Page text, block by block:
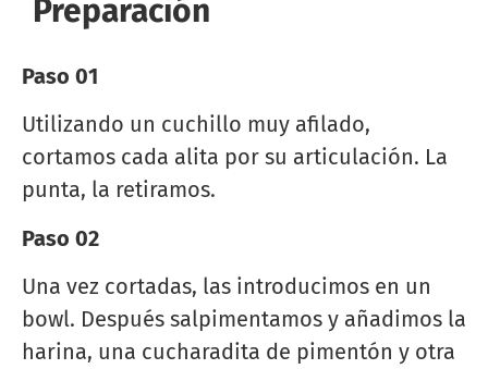
Preparación
Paso 01
Utilizando un cuchillo muy afilado,
cortamos cada alita por su articulación. La
punta, la retiramos.
Paso 02
Una vez cortadas, las introducimos en un
bowl. Después salpimentamos y añadimos la
harina, una cucharadita de pimentón y otra